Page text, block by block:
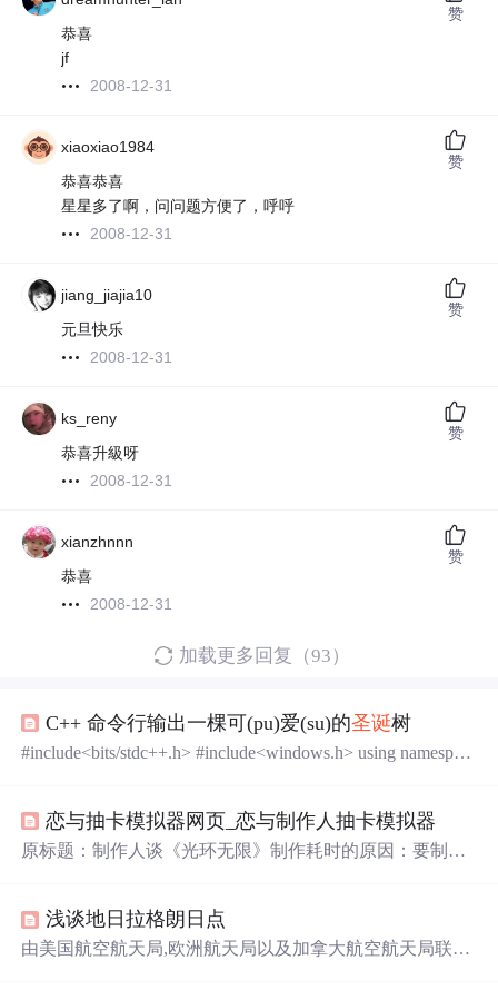
恭喜
jf
2008-12-31
赞
xiaoxiao1984
恭喜恭喜
星星多了啊，问问题方便了，呼呼
2008-12-31
赞
jiang_jiajia10
元旦快乐
2008-12-31
赞
ks_reny
恭喜升級呀
2008-12-31
赞
xianzhnnn
恭喜
2008-12-31
赞
加载更多回复（93）
C++ 命令行输出一棵可(pu)爱(su)的圣诞树
#include<bits/stdc++.h> #include<windows.h> using namespac
tf(" "); } star(); printf(...
恋与抽卡模拟器网页_恋与制作人抽卡模拟器
原标题：制作人谈《光环无限》制作耗时的原因：要制作
到周棋洛欢心萌动，那么到底如何呢?下面就一起来看下恋
与制作人1月签到周棋洛欢心萌动介绍吧。你想说什么我详
浅谈地日拉格朗日点
由美国航空航天局,欧洲航天局以及加拿大航空航天局联合